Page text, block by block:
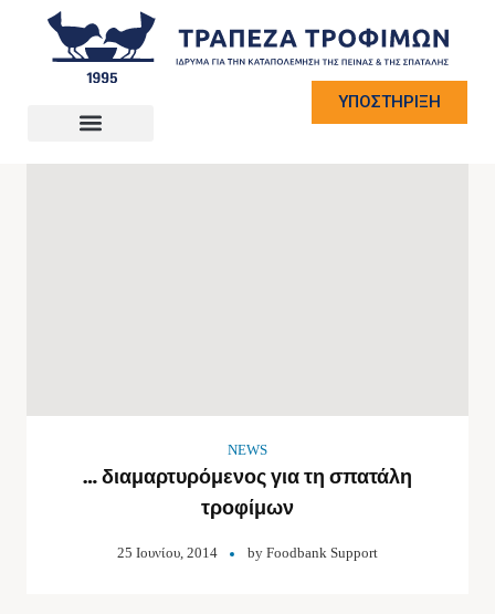
ΥΠΟΣΤΗΡΙΞΗ
NEWS
… διαμαρτυρόμενος για τη σπατάλη
τροφίμων
25 Ιουνίου, 2014 by Foodbank Support